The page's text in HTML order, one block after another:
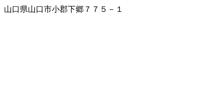
山口県山口市小郡下郷７７５－１